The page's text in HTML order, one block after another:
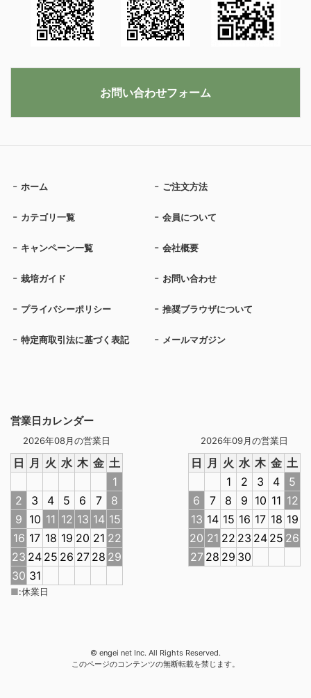
営業日カレンダー
2026年08月の営業日
日 月 火 水 木 金 土
1
2
3 4 5 6 7
8
9 10 11 12 13 14 15
16 17 18 19 20 21 22
23 24 25 26 27 28 29
30 31
2026年09月の営業日
日 月 火 水 木 金 土
1
2 3 4
5
6
7 8 9 10 11 12
13 14 15 16 17 18 19
20 21 22 23 24 25 26
27 28 29 30
■:休業日
ホーム ご注文方法
カテゴリ一覧 会員について
キャンペーン一覧 会社概要
栽培ガイド お問い合わせ
プライバシーポリシー 推奨ブラウザについて
特定商取引法に基づく表記 メールマガジン
お問い合わせフォーム
© engei net Inc. All Rights Reserved.
このページのコンテンツの無断転載を禁じます。